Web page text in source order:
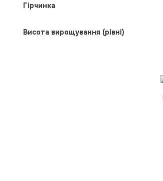
Гірчинка
Висота вирощування (рівні)